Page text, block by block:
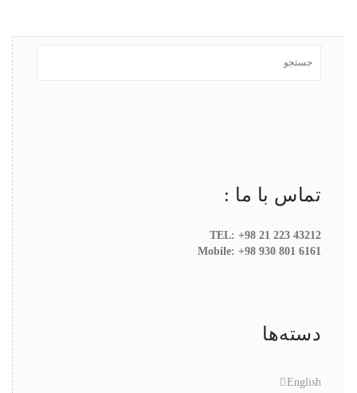
تماس با ما :
TEL: +98 21 223 43212
Mobile: +98 930 801 6161
دسته‌ها
English